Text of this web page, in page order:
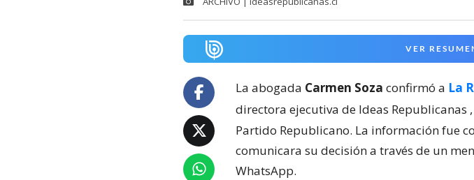
VER
La abogada Carmen Soza confirmó a La
directora ejecutiva de Ideas Republicanas
Partido Republicano. La información fue
comunicara su decisión a través de un
WhatsApp.